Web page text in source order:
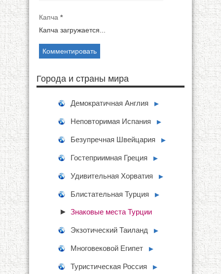
Капча *
Капча загружается...
Города и страны мира
Демократичная Англия ►
Неповторимая Испания ►
Безупречная Швейцария ►
Гостеприимная Греция ►
Удивительная Хорватия ►
Блистательная Турция ►
Знаковые места Турции
Экзотический Таиланд ►
Многовековой Египет ►
Туристическая Россия ►